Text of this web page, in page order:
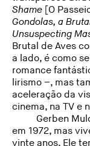
Shame [O
Gondolas, a
Unsuspecting
Brutal de Aves
a lado, é como
romance
lirismo –, mas
aceleração da
cinema, na TV e
Gerben
em 1972, mas
vinte anos. Ele